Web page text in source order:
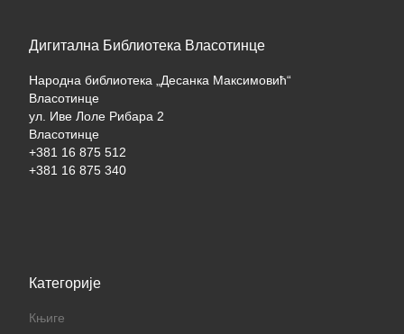
Дигитална Библиотека Власотинце
Народна библиотека „Десанка Максимовић“
Власотинце
ул. Иве Лоле Рибара 2
Власотинце
+381 16 875 512
+381 16 875 340
Категорије
Књиге